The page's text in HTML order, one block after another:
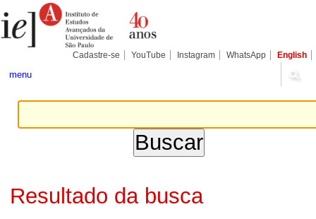
para
conteúdo.
Pessoais
Cadastre-se YouTube Instagram WhatsApp English
menu
Resultado da busca